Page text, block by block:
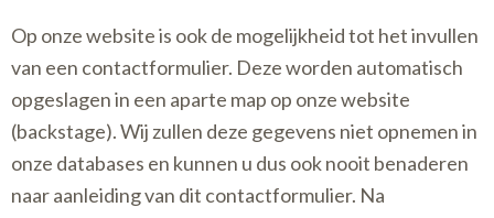
Op onze website is ook de mogelijkheid tot het invullen
van een contactformulier. Deze worden automatisch
opgeslagen in een aparte map op onze website
(backstage). Wij zullen deze gegevens niet opnemen in
onze databases en kunnen u dus ook nooit benaderen
naar aanleiding van dit contactformulier. Na